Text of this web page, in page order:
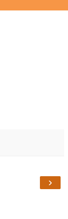
›